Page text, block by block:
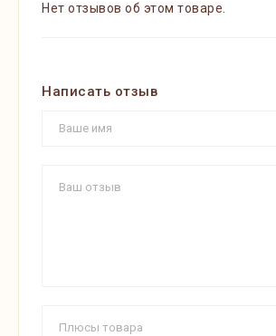
Нет отзывов об этом товаре.
Написать отзыв